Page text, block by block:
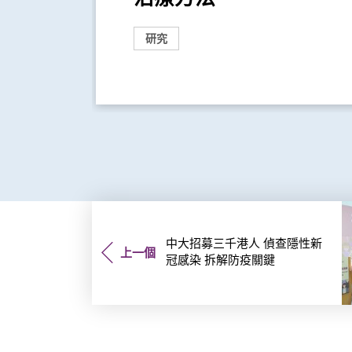
研究
上一個
中大招募三千港人 偵查隱性新
冠感染 拆解防疫關鍵